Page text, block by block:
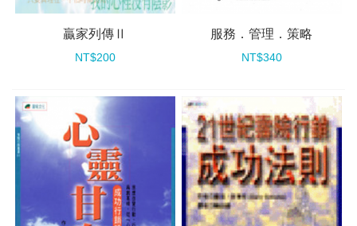
贏家列傳Ⅱ
NT$200
服務．管理．策略
NT$340